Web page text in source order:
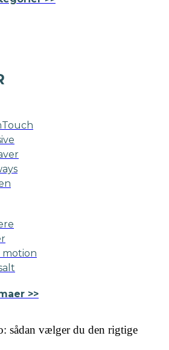
motion
>>
sådan vælger du den rigtige